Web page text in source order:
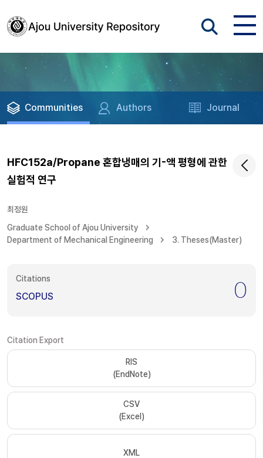
Communities Authors Journal
HFC152a/Propane 혼합냉매의 기-액 평형에 관한
실험적 연구
최정원
Graduate School of Ajou University
Department of Mechanical Engineering
3. Theses(Master)
Citations
SCOPUS 0
Citation Export
RIS
(EndNote)
CSV
(Excel)
XML